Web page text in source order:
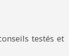
testés et